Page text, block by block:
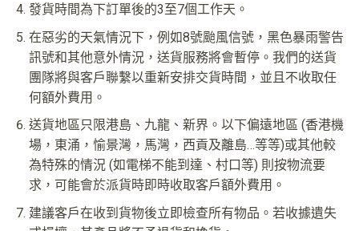
發貨時間為下訂單後的3至7個工作天。
在惡劣的天氣情況下，例如8號颱風信號，黑色暴雨警告
訊號和其他意外情況，送貨服務將會暫停。我們的送貨
團隊將與客戶聯繫以重新安排交貨時間，並且不收取任
何額外費用。
送貨地區只限港島、九龍、新界。以下偏遠地區 (香港機
場，東涌，愉景灣，馬灣，西貢及離島…等等)或其他較
為特殊的情況 (如電梯不能到達、村口等) 則按物流要
求，可能會於派貨時即時收取客戶額外費用。
建議客戶在收到貨物後立即檢查所有物品。若收據遺失